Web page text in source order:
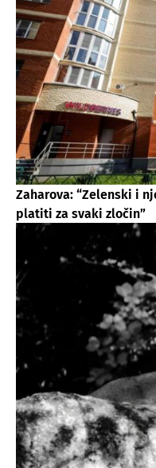
Zaharova: “Zelenski i
platiti za svaki zločin”